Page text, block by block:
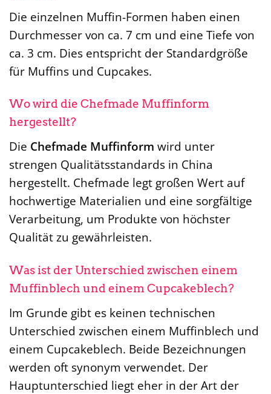
Die einzelnen Muffin-Formen haben einen
Durchmesser von ca. 7 cm und eine Tiefe von
ca. 3 cm. Dies entspricht der Standardgröße
für Muffins und Cupcakes.
Wo wird die Chefmade Muffinform
hergestellt?
Die Chefmade Muffinform wird unter
strengen Qualitätsstandards in China
hergestellt. Chefmade legt großen Wert auf
hochwertige Materialien und eine sorgfältige
Verarbeitung, um Produkte von höchster
Qualität zu gewährleisten.
Was ist der Unterschied zwischen einem
Muffinblech und einem Cupcakeblech?
Im Grunde gibt es keinen technischen
Unterschied zwischen einem Muffinblech und
einem Cupcakeblech. Beide Bezeichnungen
werden oft synonym verwendet. Der
Hauptunterschied liegt eher in der Art der